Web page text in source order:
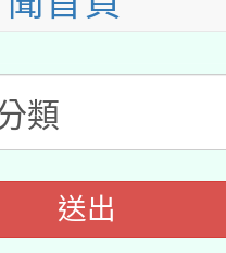
」
公告(無人
年度閱讀
專業研習
講師名單
送出